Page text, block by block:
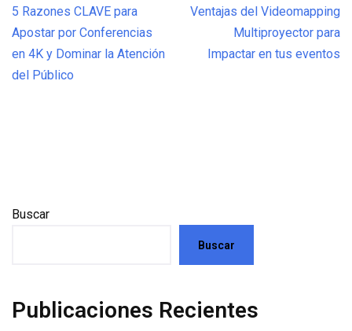
5 Razones CLAVE para
Apostar por Conferencias
en 4K y Dominar la Atención
del Público
Ventajas del Videomapping
Multiproyector para
Impactar en tus eventos
Buscar
Buscar
Publicaciones Recientes